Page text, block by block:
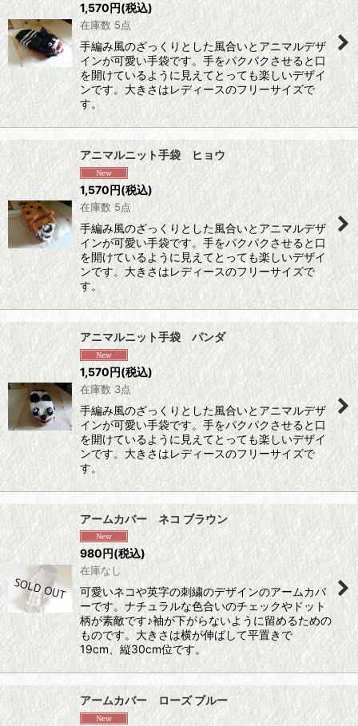
1,570円(税込)
在庫数 5点
手編み風のざっくりとした風合いとアニマルデザ
インが可愛い手袋です。手をパクパクさせると口
を開けているように見えてとっても楽しいデザイ
ンです。大きさはレディースのフリーサイズで
す。
アニマルニット手袋 ヒョウ
1,570円(税込)
在庫数 5点
手編み風のざっくりとした風合いとアニマルデザ
インが可愛い手袋です。手をパクパクさせると口
を開けているように見えてとっても楽しいデザイ
ンです。大きさはレディースのフリーサイズで
す。
アニマルニット手袋 パンダ
1,570円(税込)
在庫数 3点
手編み風のざっくりとした風合いとアニマルデザ
インが可愛い手袋です。手をパクパクさせると口
を開けているように見えてとっても楽しいデザイ
ンです。大きさはレディースのフリーサイズで
す。
アームカバー ネコ ブラウン
980円(税込)
在庫なし
可愛いネコや英字の刺繍のデザインのアームカバ
ーです。ナチュラルな色合いのチェックやドット
柄が素敵です♪袖が下がらないように留めるための
ものです。大きさは横が伸ばして平置きで
19cm、縦30cm位です。
アームカバー ローズ ブルー